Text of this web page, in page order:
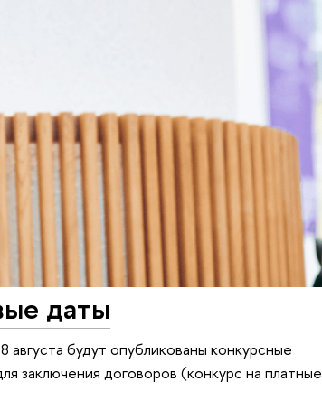
даты
будут опубликованы конкурсные
заключения договоров (конкурс на платные